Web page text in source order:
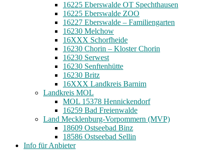
16225 Eberswalde OT Spechthausen
16225 Eberswalde ZOO
16227 Eberswalde – Familiengarten
16230 Melchow
16XXX Schorfheide
16230 Chorin – Kloster Chorin
16230 Serwest
16230 Senftenhütte
16230 Britz
16XXX Landkreis Barnim
Landkreis MOL
MOL 15378 Hennickendorf
16259 Bad Freienwalde
Land Mecklenburg-Vorpommern (MVP)
18609 Ostseebad Binz
18586 Ostseebad Sellin
Info für Anbieter